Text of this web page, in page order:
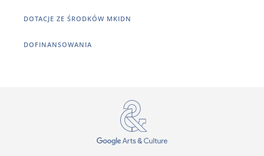
DOTACJE ZE ŚRODKÓW MKIDN
DOFINANSOWANIA